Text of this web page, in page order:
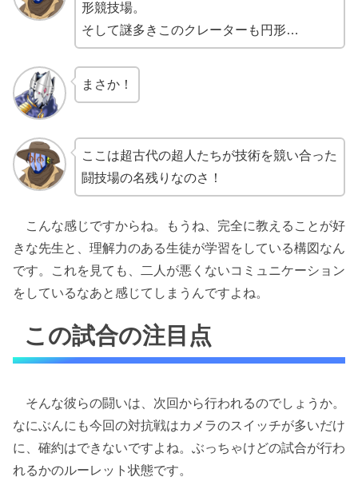
形競技場。
そして謎多きこのクレーターも円形…
まさか！
ここは超古代の超人たちが技術を競い合った
闘技場の名残りなのさ！
こんな感じですからね。もうね、完全に教えることが好
きな先生と、理解力のある生徒が学習をしている構図なん
です。これを見ても、二人が悪くないコミュニケーション
をしているなあと感じてしまうんですよね。
この試合の注目点
そんな彼らの闘いは、次回から行われるのでしょうか。
なにぶんにも今回の対抗戦はカメラのスイッチが多いだけ
に、確約はできないですよね。ぶっちゃけどの試合が行わ
れるかのルーレット状態です。